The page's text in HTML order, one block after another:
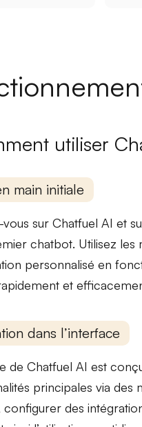
utiliser
main initiale
sur Chatfuel AI et
chatbot. Utilisez les
personnalisé en
et
dans l’interface
de Chatfuel AI est
principales via des
configurer des